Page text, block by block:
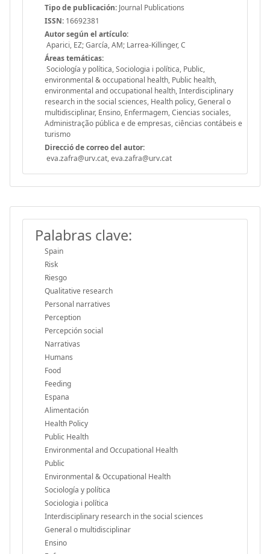
Tipo de publicación: Journal Publications
ISSN: 16692381
Autor según el artículo:
Aparici, EZ; García, AM; Larrea-Killinger, C
Áreas temáticas:
Sociología y política, Sociologia i política, Public,
environmental & occupational health, Public health,
environmental and occupational health, Interdisciplinary
research in the social sciences, Health policy, General o
multidisciplinar, Ensino, Enfermagem, Ciencias sociales,
Administração pública e de empresas, ciências contábeis e
turismo
Direcció de correo del autor:
eva.zafra@urv.cat, eva.zafra@urv.cat
Palabras clave:
Spain
Risk
Riesgo
Qualitative research
Personal narratives
Perception
Percepción social
Narrativas
Humans
Food
Feeding
Espana
Alimentación
Health Policy
Public Health
Environmental and Occupational Health
Public
Environmental & Occupational Health
Sociología y política
Sociologia i política
Interdisciplinary research in the social sciences
General o multidisciplinar
Ensino